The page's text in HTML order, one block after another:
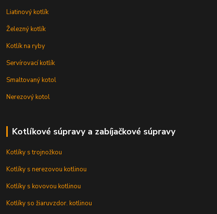
Liatinový kotlík
Železný kotlík
Kotlík na ryby
Servírovací kotlík
Smaltovaný kotol
Nerezový kotol
Kotlíkové súpravy a zabíjačkové súpravy
Kotlíky s trojnožkou
Kotlíky s nerezovou kotlinou
Kotlíky s kovovou kotlinou
Kotlíky so žiaruvzdor. kotlinou